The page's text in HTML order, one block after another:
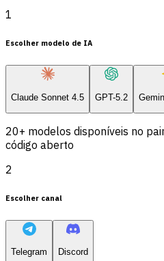
1
Escolher modelo de IA
Claude Sonnet 4.5 GPT-5.2
20+ modelos disponíveis no
código aberto
2
Escolher canal
Telegram Discord